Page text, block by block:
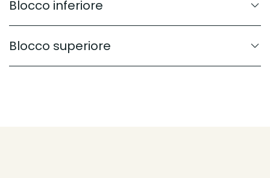
Blocco inferiore
Blocco superiore